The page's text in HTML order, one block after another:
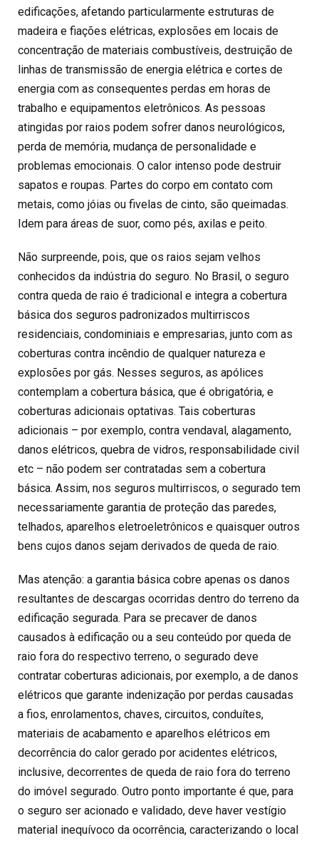
edificações, afetando particularmente estruturas de
madeira e fiações elétricas, explosões em locais de
concentração de materiais combustíveis, destruição de
linhas de transmissão de energia elétrica e cortes de
energia com as consequentes perdas em horas de
trabalho e equipamentos eletrônicos. As pessoas
atingidas por raios podem sofrer danos neurológicos,
perda de memória, mudança de personalidade e
problemas emocionais. O calor intenso pode destruir
sapatos e roupas. Partes do corpo em contato com
metais, como jóias ou fivelas de cinto, são queimadas.
Idem para áreas de suor, como pés, axilas e peito.
Não surpreende, pois, que os raios sejam velhos
conhecidos da indústria do seguro. No Brasil, o seguro
contra queda de raio é tradicional e integra a cobertura
básica dos seguros padronizados multirriscos
residenciais, condominiais e empresarias, junto com as
coberturas contra incêndio de qualquer natureza e
explosões por gás. Nesses seguros, as apólices
contemplam a cobertura básica, que é obrigatória, e
coberturas adicionais optativas. Tais coberturas
adicionais – por exemplo, contra vendaval, alagamento,
danos elétricos, quebra de vidros, responsabilidade civil
etc – não podem ser contratadas sem a cobertura
básica. Assim, nos seguros multirriscos, o segurado tem
necessariamente garantia de proteção das paredes,
telhados, aparelhos eletroeletrônicos e quaisquer outros
bens cujos danos sejam derivados de queda de raio.
Mas atenção: a garantia básica cobre apenas os danos
resultantes de descargas ocorridas dentro do terreno da
edificação segurada. Para se precaver de danos
causados à edificação ou a seu conteúdo por queda de
raio fora do respectivo terreno, o segurado deve
contratar coberturas adicionais, por exemplo, a de danos
elétricos que garante indenização por perdas causadas
a fios, enrolamentos, chaves, circuitos, conduítes,
materiais de acabamento e aparelhos elétricos em
decorrência do calor gerado por acidentes elétricos,
inclusive, decorrentes de queda de raio fora do terreno
do imóvel segurado. Outro ponto importante é que, para
o seguro ser acionado e validado, deve haver vestígio
material inequívoco da ocorrência, caracterizando o local